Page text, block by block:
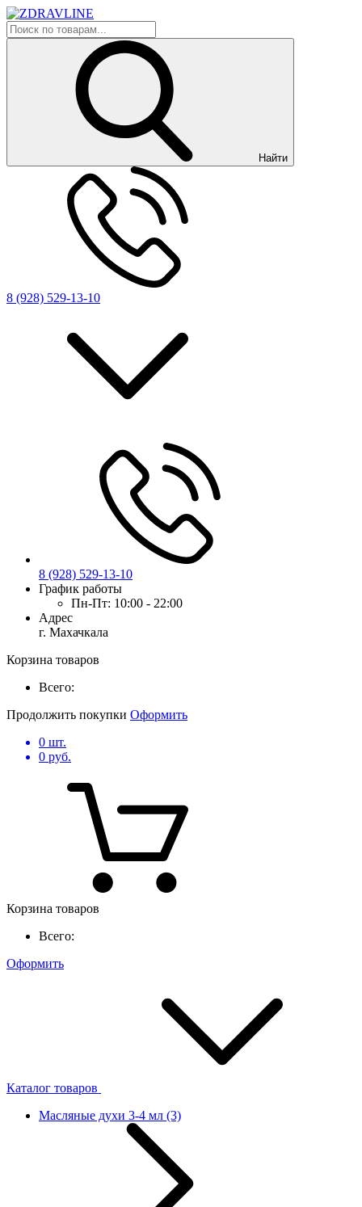
Найти
8 (928) 529-13-10
8 (928) 529-13-10
График работы
Пн-Пт: 10:00 - 22:00
Адрес
г. Махачкала
Корзина товаров
Всего:
Продолжить покупки Оформить
0 шт.
0 руб.
Корзина товаров
Всего:
Оформить
Каталог товаров
Масляные духи 3-4 мл (3)